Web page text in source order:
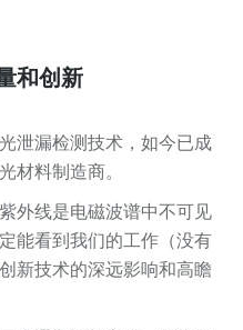
和创新
泄漏检测技术，如今已成
材料制造商。
外线是电磁波谱中不可见
能看到我们的工作（没有
新技术的深远影响和高瞻